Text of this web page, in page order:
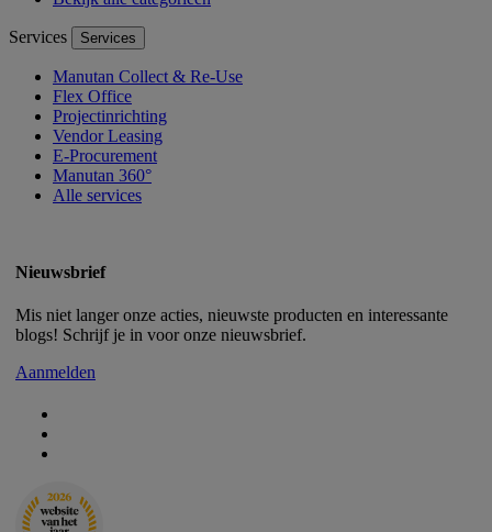
Services Services
Manutan Collect & Re-Use
Flex Office
Projectinrichting
Vendor Leasing
E-Procurement
Manutan 360°
Alle services
Nieuwsbrief
Mis niet langer onze acties, nieuwste producten en interessante
blogs! Schrijf je in voor onze nieuwsbrief.
Aanmelden